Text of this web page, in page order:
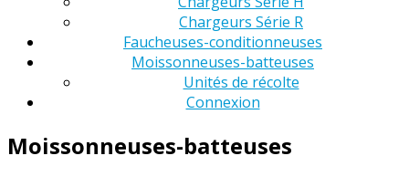
Chargeurs Série R
Faucheuses-conditionneuses
Moissonneuses-batteuses
Unités de récolte
Connexion
Moissonneuses-batteuses